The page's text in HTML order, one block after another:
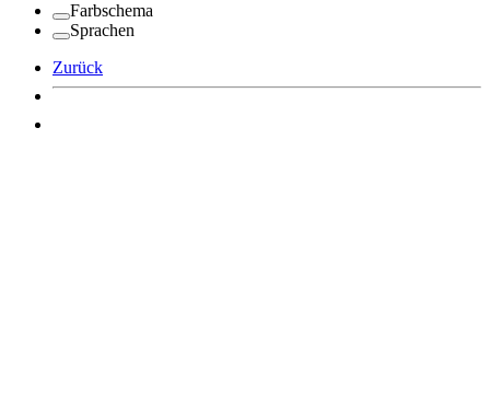
Farbschema
Sprachen
Zurück